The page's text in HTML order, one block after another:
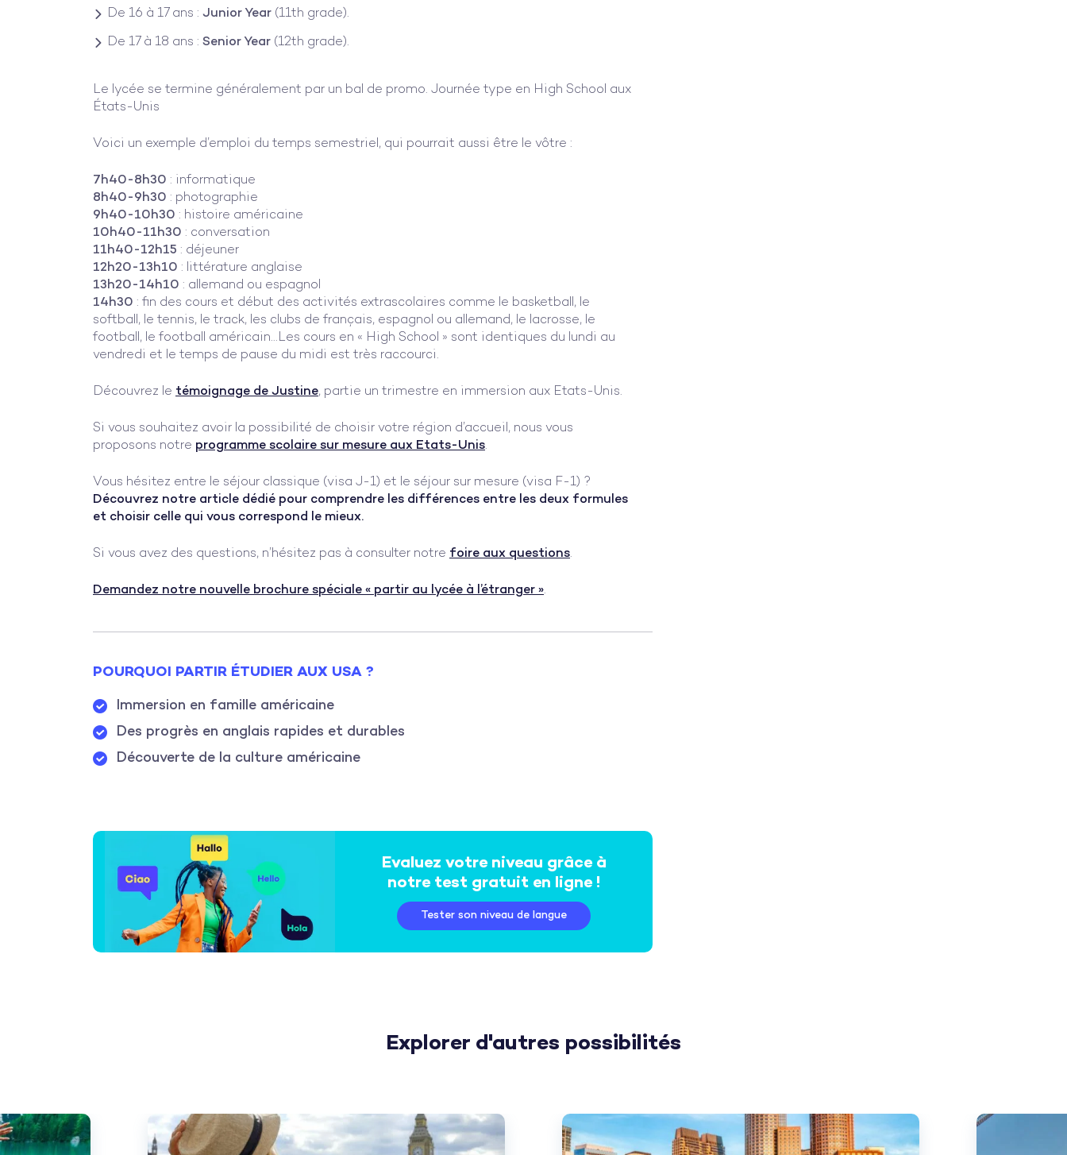
De 16 à 17 ans : Junior Year (11th grade).
De 17 à 18 ans : Senior Year (12th grade).
Le lycée se termine généralement par un bal de promo. Journée type en High School aux
États-Unis
Voici un exemple d’emploi du temps semestriel, qui pourrait aussi être le vôtre :
7h40-8h30 : informatique
8h40-9h30 : photographie
9h40-10h30 : histoire américaine
10h40-11h30 : conversation
11h40-12h15 : déjeuner
12h20-13h10 : littérature anglaise
13h20-14h10 : allemand ou espagnol
14h30 : fin des cours et début des activités extrascolaires comme le basketball, le
softball, le tennis, le track, les clubs de français, espagnol ou allemand, le lacrosse, le
football, le football américain…Les cours en « High School » sont identiques du lundi au
vendredi et le temps de pause du midi est très raccourci.
Découvrez le témoignage de Justine, partie un trimestre en immersion aux Etats-Unis.
Si vous souhaitez avoir la possibilité de choisir votre région d’accueil, nous vous
proposons notre programme scolaire sur mesure aux Etats-Unis.
Vous hésitez entre le séjour classique (visa J-1) et le séjour sur mesure (visa F-1) ?
Découvrez notre article dédié pour comprendre les différences entre les deux formules
et choisir celle qui vous correspond le mieux.
Si vous avez des questions, n’hésitez pas à consulter notre foire aux questions.
Demandez notre nouvelle brochure spéciale « partir au lycée à l’étranger ».
POURQUOI PARTIR ÉTUDIER AUX USA ?
Immersion en famille américaine
Des progrès en anglais rapides et durables
Découverte de la culture américaine
Evaluez votre niveau grâce à
notre test gratuit en ligne !
Tester son niveau de langue
Explorer d'autres possibilités